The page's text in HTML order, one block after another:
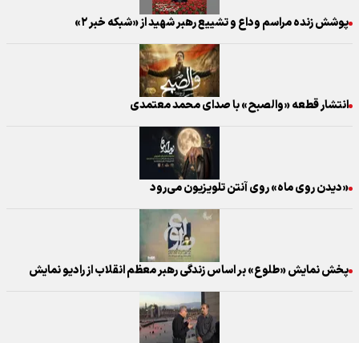
پوشش زنده مراسم وداع و تشییع رهبر شهید از «شبکه خبر ۲»
انتشار قطعه «والصبح» با صدای محمد معتمدی
«دیدن روی ماه» روی آنتن تلویزیون می‌رود
پخش نمایش «طلوع» بر اساس زندگی رهبر معظم انقلاب از رادیو نمایش